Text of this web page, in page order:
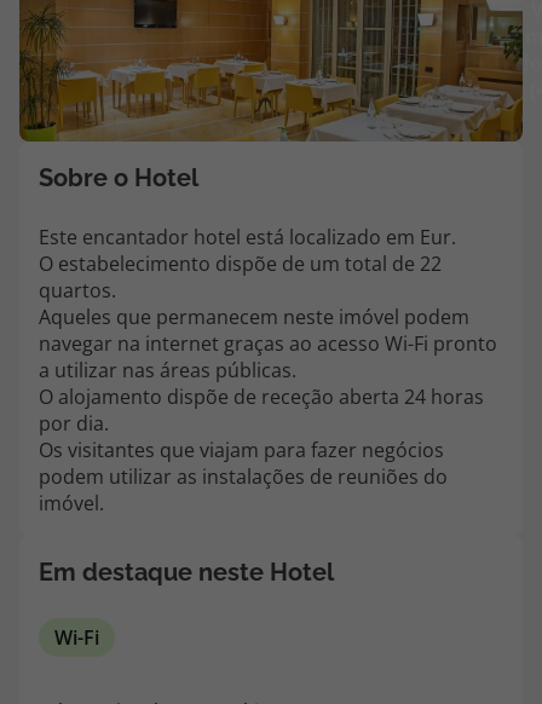
Contactos
Apoio ao cliente em Portugal
218 925 471
218 925 471
Custo de uma chamada para a rede fixa nacional.
A sua agência de viagens Top Atlântico tem a preocupação de estar
sempre mais perto de si, para maior comodidade e total facilidade
na marcação das suas viagens, tem ainda ao seu dispor o nosso call
center a funcionar todos os dias úteis das 10:00 às 20:00 e Sábado
das 10:00 às 14:00.
topatlantico@topatlantico.com
Sobre o Hotel
Este encantador hotel está localizado em Eur.
O estabelecimento dispõe de um total de 22
quartos.
Aqueles que permanecem neste imóvel podem
navegar na internet graças ao acesso Wi-Fi pronto
a utilizar nas áreas públicas.
O alojamento dispõe de receção aberta 24 horas
por dia.
Os visitantes que viajam para fazer negócios
podem utilizar as instalações de reuniões do
imóvel.
Em destaque neste Hotel
Wi-Fi